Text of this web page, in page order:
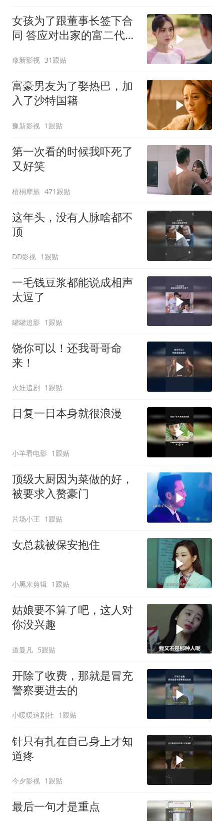
女孩为了跟董事长签下合
同 答应对出家的富二代展
豫新影视 31跟贴
富豪男友为了娶热巴，加
入了沙特国籍
豫新影视 1跟贴
第一次看的时候我吓死了
又好笑
梧桐摩旅 471跟贴
这年头，没有人脉啥都不
顶
DD影视 1跟贴
一毛钱豆浆都能说成相声
太逗了
罐罐追影 1跟贴
饶你可以！还我哥哥命
来！
火娃追剧 1跟贴
日复一日本身就很浪漫
小羊看电影 1跟贴
顶级大厨因为菜做的好，
被要求入赘豪门
片场小王 1跟贴
女总裁被保安抱住
小黑米剪辑 1跟贴
姑娘要不算了吧，这人对
你没兴趣
道曼凡 5跟贴
开除了收费，那就是冒充
警察要进去的
小暖暖追剧社 1跟贴
针只有扎在自己身上才知
道疼
今夕影视 1跟贴
最后一句才是重点